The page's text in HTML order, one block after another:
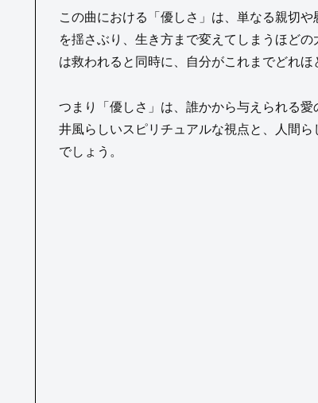
この曲における「優しさ」は、単なる親切
を揺さぶり、生き方まで変えてしまうほど
は救われると同時に、自分がこれまでどれ
つまり「優しさ」は、誰かから与えられる
井風らしいスピリチュアルな視点と、人間
でしょう。